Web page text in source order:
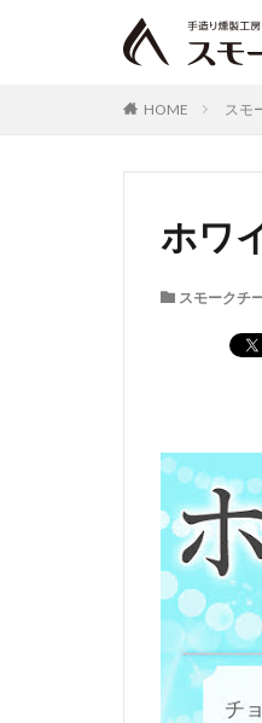
HOME スモ
ホワ
スモークチ